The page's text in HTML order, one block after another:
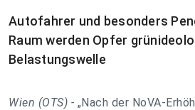
Autofahrer und besonders
Raum werden Opfer
Belastungswelle
Wien (OTS) - „Nach der NoVA-